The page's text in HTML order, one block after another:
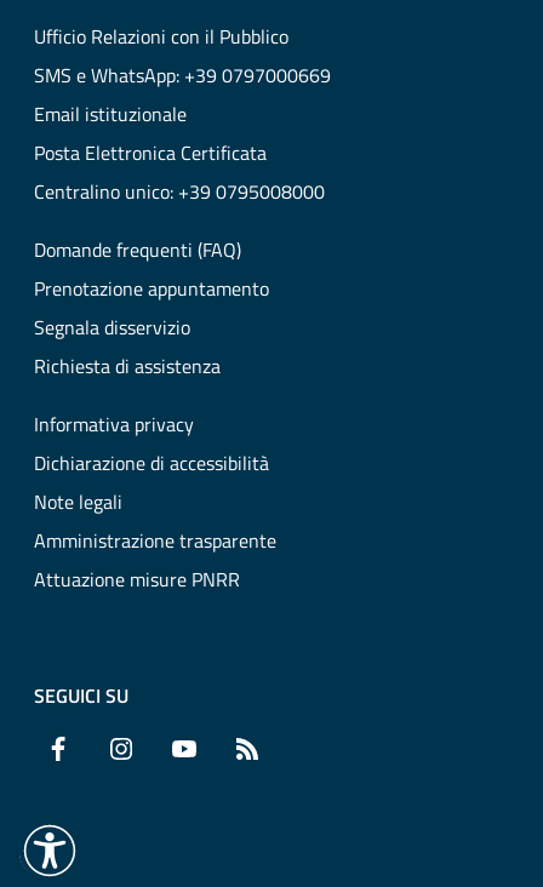
Ufficio Relazioni con il Pubblico
SMS e WhatsApp: +39 0797000669
Email istituzionale
Posta Elettronica Certificata
Centralino unico: +39 0795008000
Domande frequenti (FAQ)
Prenotazione appuntamento
Segnala disservizio
Richiesta di assistenza
Informativa privacy
Dichiarazione di accessibilità
Note legali
Amministrazione trasparente
Attuazione misure PNRR
SEGUICI SU
Facebook Instagram YouTube